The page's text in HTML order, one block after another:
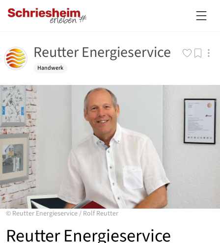
Reutter Energieservice
Handwerk
© Reutter Energieservice/ Rolf Reutter
Reutter Energieservice